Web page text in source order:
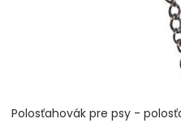
Pelechy
Polosťahovák pre psy -